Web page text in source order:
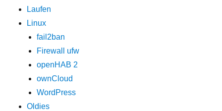
Laufen
Linux
fail2ban
Firewall ufw
openHAB 2
ownCloud
WordPress
Oldies